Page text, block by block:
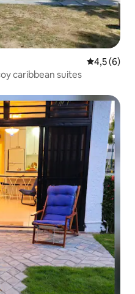
4,5 (6)
caribbean suites